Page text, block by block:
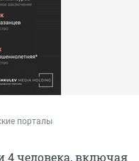
порталы
4 человека, включая